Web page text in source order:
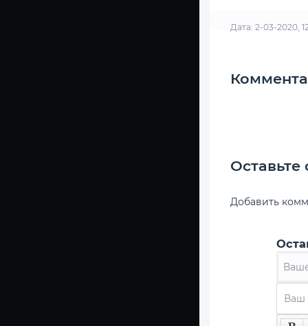
Дата: 2-03-2020,
Добавить